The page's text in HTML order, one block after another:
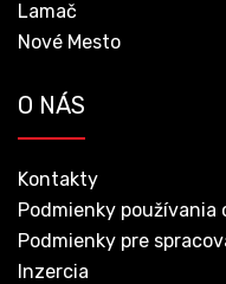
Lamač
Nové Mesto
O NÁS
Kontakty
Podmienky používania
Podmienky pre
Inzercia